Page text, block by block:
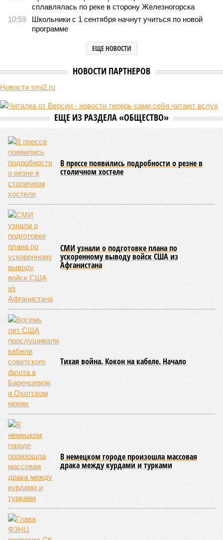
Земля уже не раз показывала человечеству свой крутой нрав – когда
покажет снова? (фото: АР-ТАСС)
Природа постоянно вступает в противоречие с нами. Ведь пока
она стремится всё на планете держать в балансе, человечество
массовые катастрофы в прошлом – какими они были? Какие
ждут нас со дня на день и чем грозят?
последствия очередного апокалипсиса, искусственно
вызванного группой биологов, называется «Конец всей
этой мерзости». В реальной жизни участия пытливых
исследователей в организации конца света может не
понадобиться: природа сама разберётся, как и где
уменьшить масштабы человеческой популяции.
Да, наша любимая маленькая планета может быть
единственной, где в пределах Солнечной системы есть
полноценная жизнь, но Земля также регулярно пытается
эту жизнь уничтожить. Так уж вышло, что внутренние
процессы на планете включают в себя всевозможные
геологические, метеорологические и физические явления,
которые для человека довольно опасны. Или попросту
смертельны. И вот несколько тому примеров.
Все стихии сразу
Около 100 лет назад в Поднебесной приключилось то, что
у нас назвали бы тридцатью тремя несчастьями. Страну
последовательно поразили: многолетняя засуха, страшный
паводок, невероятные ливни. Несколько миллионов
человек не пережили этот разгул стихий. Вот что тогда
приключилось.
продолжительной и суровой. Снега образовалось огромное
количество – казалось бы, хороший знак после периода
великой суши, продолжавшегося с 1928-го. Но всё
начался небывалый паводок, быстро обернувшийся
страшным наводнением, которое обильные весенние ливни
только усугубили. К июню всё это преобразовалось в
массовый потоп, в июле же Китай в дополнение накрыло
сразу девятью циклонами. Последствия оказались
невообразимыми: наводнение погребло под собой